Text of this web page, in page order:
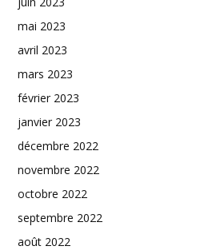
mai 2023
avril 2023
mars 2023
février 2023
janvier 2023
décembre 2022
novembre 2022
octobre 2022
septembre 2022
août 2022